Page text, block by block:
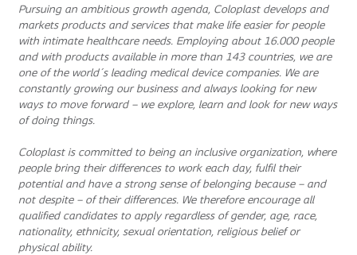
Pursuing an ambitious growth agenda, Coloplast develops and
markets products and services that make life easier for people
with intimate healthcare needs. Employing about 16.000 people
and with products available in more than 143 countries, we are
one of the world´s leading medical device companies. We are
constantly growing our business and always looking for new
ways to move forward – we explore, learn and look for new ways
of doing things.
Coloplast is committed to being an inclusive organization, where
people bring their differences to work each day, fulfil their
potential and have a strong sense of belonging because – and
not despite – of their differences. We therefore encourage all
qualified candidates to apply regardless of gender, age, race,
nationality, ethnicity, sexual orientation, religious belief or
physical ability.